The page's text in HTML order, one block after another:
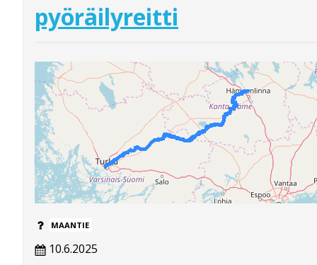
pyöräilyreitti
MAANTIE
10.6.2025